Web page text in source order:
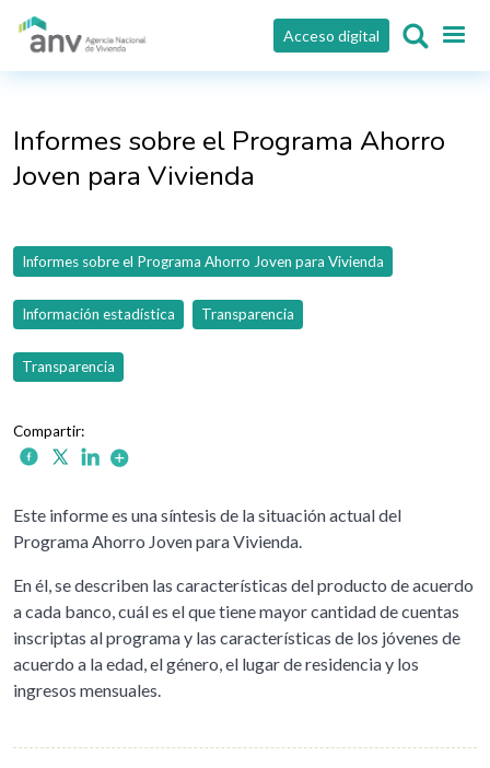
Pasar al contenido principal
Acceso digital
Informes sobre el Programa Ahorro
Joven para Vivienda
Informes sobre el Programa Ahorro Joven para Vivienda
Información estadística Transparencia
Transparencia
Este informe es una síntesis de la situación actual del
Programa Ahorro Joven para Vivienda.
En él, se describen las características del producto de acuerdo
a cada banco, cuál es el que tiene mayor cantidad de cuentas
inscriptas al programa y las características de los jóvenes de
acuerdo a la edad, el género, el lugar de residencia y los
ingresos mensuales.